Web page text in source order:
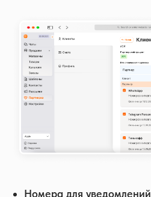
Номера для уведомлений